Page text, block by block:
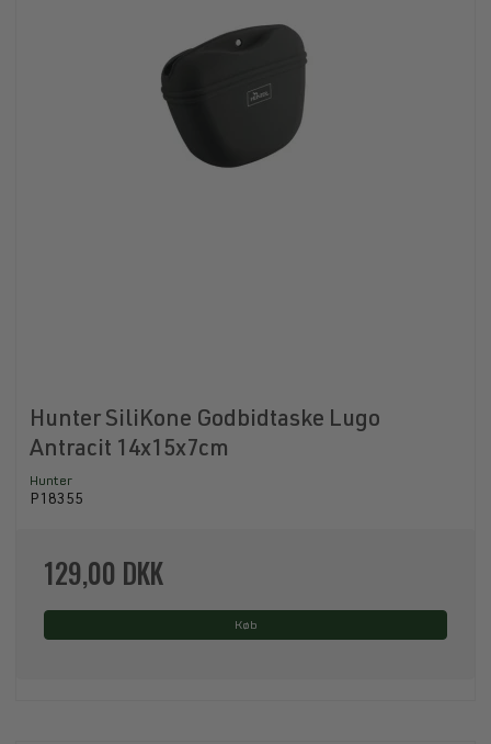
Hunter SiliKone Godbidtaske Lugo
Antracit 14x15x7cm
Hunter
P18355
129,00 DKK
Køb